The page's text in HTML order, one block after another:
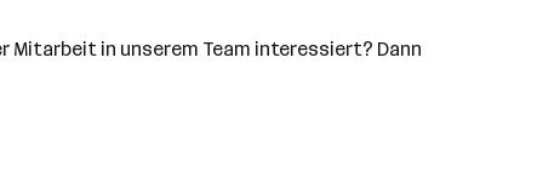
Mitarbeit in unserem Team interessiert? Dann